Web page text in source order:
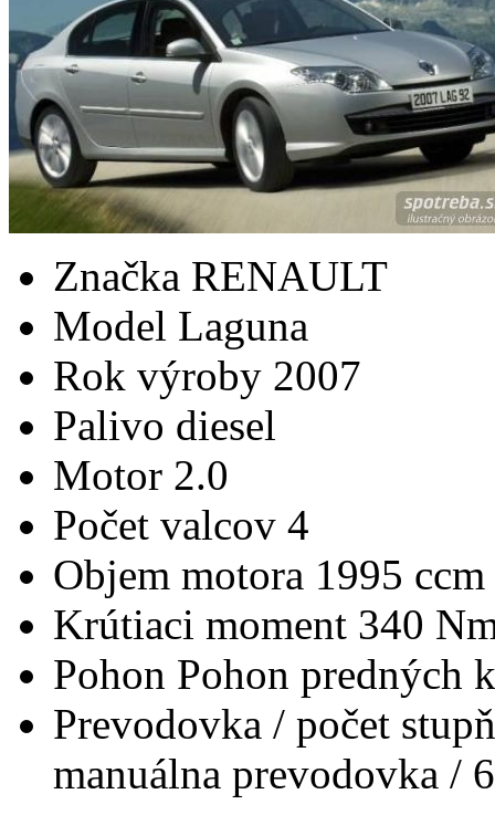
Značka RENAULT
Model Laguna
Rok výroby 2007
Palivo diesel
Motor 2.0
Počet valcov 4
Objem motora 1995 ccm
Krútiaci moment 340
Pohon Pohon predných
Prevodovka / počet
manuálna prevodovka / 6